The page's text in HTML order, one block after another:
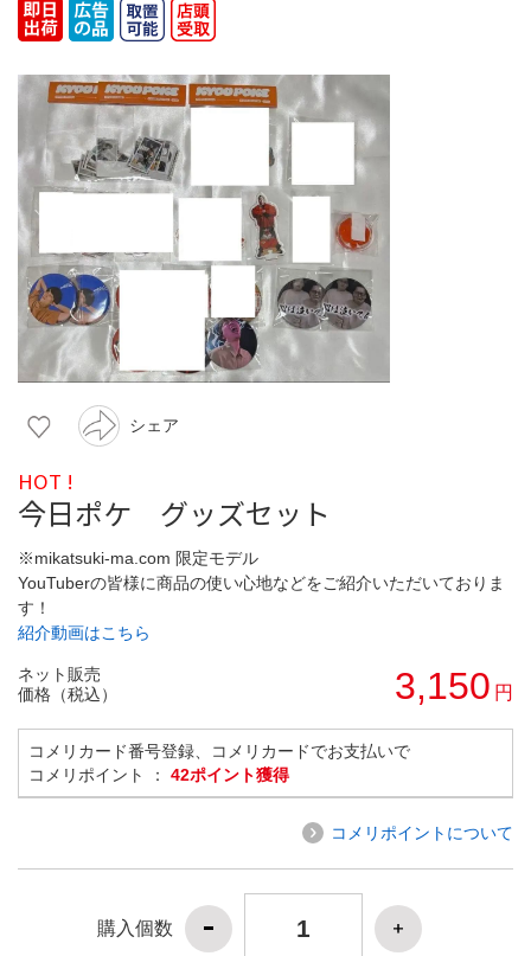
シェア
HOT !
今日ポケ グッズセット
※mikatsuki-ma.com 限定モデル
YouTuberの皆様に商品の使い心地などをご紹介いただいておりま
す！
紹介動画はこちら
ネット販売
価格（税込）
3,150 円
コメリカード番号登録、コメリカードでお支払いで
コメリポイント ： 42ポイント獲得
コメリポイントについて
購入個数